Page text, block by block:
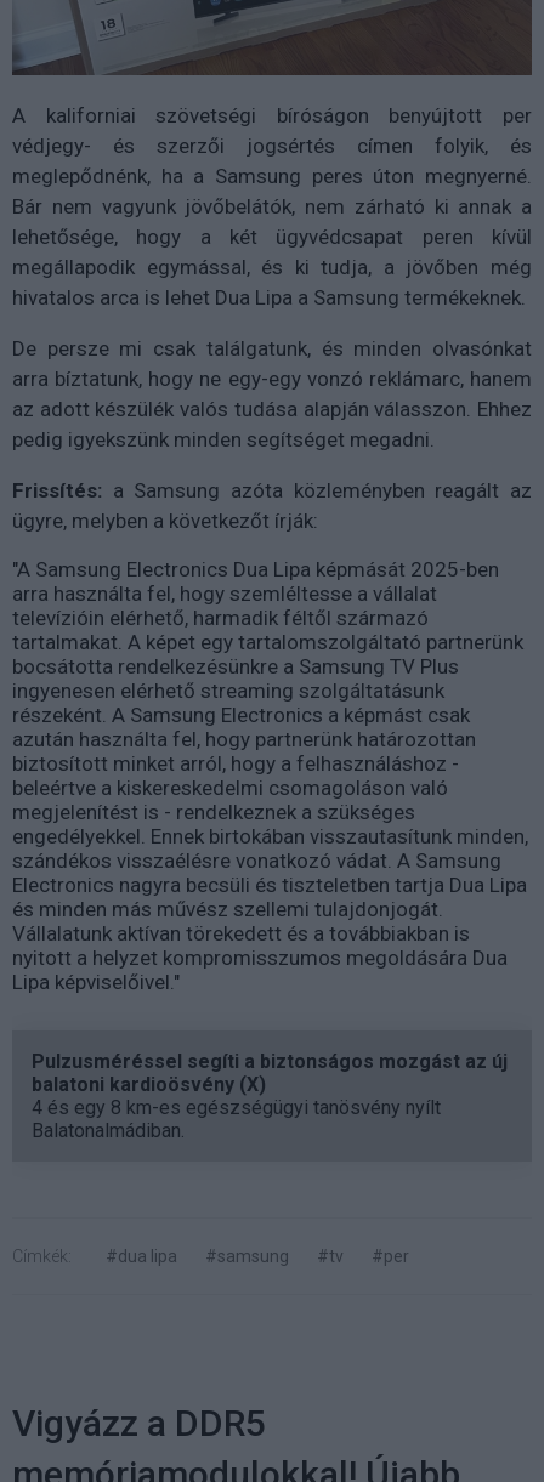
A kaliforniai szövetségi bíróságon benyújtott per
védjegy- és szerzői jogsértés címen folyik, és
meglepődnénk, ha a Samsung peres úton megnyerné.
Bár nem vagyunk jövőbelátók, nem zárható ki annak a
lehetősége, hogy a két ügyvédcsapat peren kívül
megállapodik egymással, és ki tudja, a jövőben még
hivatalos arca is lehet Dua Lipa a Samsung termékeknek.
De persze mi csak találgatunk, és minden olvasónkat
arra bíztatunk, hogy ne egy-egy vonzó reklámarc, hanem
az adott készülék valós tudása alapján válasszon. Ehhez
pedig igyekszünk minden segítséget megadni.
Frissítés: a Samsung azóta közleményben reagált az
ügyre, melyben a következőt írják:
"A Samsung Electronics Dua Lipa képmását 2025-ben
arra használta fel, hogy szemléltesse a vállalat
televízióin elérhető, harmadik féltől származó
tartalmakat. A képet egy tartalomszolgáltató partnerünk
bocsátotta rendelkezésünkre a Samsung TV Plus
ingyenesen elérhető streaming szolgáltatásunk
részeként. A Samsung Electronics a képmást csak
azután használta fel, hogy partnerünk határozottan
biztosított minket arról, hogy a felhasználáshoz -
beleértve a kiskereskedelmi csomagoláson való
megjelenítést is - rendelkeznek a szükséges
engedélyekkel. Ennek birtokában visszautasítunk minden,
szándékos visszaélésre vonatkozó vádat. A Samsung
Electronics nagyra becsüli és tiszteletben tartja Dua Lipa
és minden más művész szellemi tulajdonjogát.
Vállalatunk aktívan törekedett és a továbbiakban is
nyitott a helyzet kompromisszumos megoldására Dua
Lipa képviselőivel."
Pulzusméréssel segíti a biztonságos mozgást az új
balatoni kardioösvény (X)
4 és egy 8 km-es egészségügyi tanösvény nyílt
Balatonalmádiban.
Címkék: #dua lipa #samsung #tv #per
Vigyázz a DDR5